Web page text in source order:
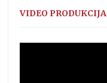
VIDEO PRODUKCIJA